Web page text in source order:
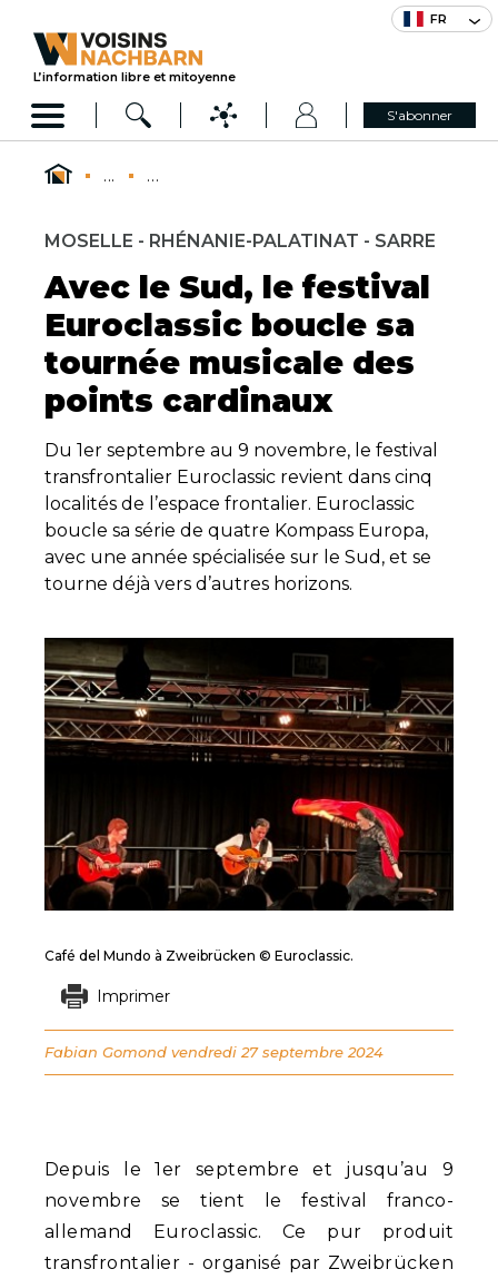
FR
L’information libre et mitoyenne
S'abonner
... ...
MOSELLE - RHÉNANIE-PALATINAT - SARRE
Avec le Sud, le festival
Euroclassic boucle sa
tournée musicale des
points cardinaux
Du 1er septembre au 9 novembre, le festival
transfrontalier Euroclassic revient dans cinq
localités de l’espace frontalier. Euroclassic
boucle sa série de quatre Kompass Europa,
avec une année spécialisée sur le Sud, et se
tourne déjà vers d’autres horizons.
Depuis le 1er septembre et jusqu’au 9
novembre se tient le festival franco-
allemand Euroclassic. Ce pur produit
transfrontalier - organisé par Zweibrücken
Café del Mundo à Zweibrücken © Euroclassic.
Imprimer
Fabian Gomond vendredi 27 septembre 2024